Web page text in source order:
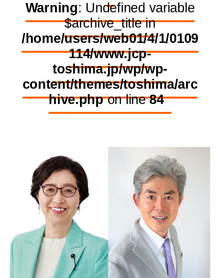
Warning: Undefined variable
$archive_title in
/home/users/web01/4/1/0109
114/www.jcp-
toshima.jp/wp/wp-
content/themes/toshima/arc
hive.phpon line84